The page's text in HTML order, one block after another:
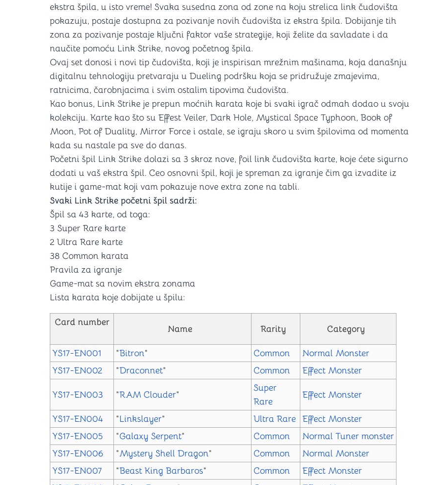
ekstra špila, u isto vreme! Svaka susedna zona od zone na koju strelica link čudovišta
pokazuju, postaje dostupna za pozivanje novih čudovišta iz ekstra špila. Dobijanje tih
zona za pozivanje postaje ključni faktor vaše strategije, koji želite da savladate i da
naučite pomoću Link Strike, novog početnog špila.
Ovaj set donosi i novi tip čudovišta, koji je inspirisan mrežnim mašinama, koja današnju
digitalnu tehnologiju pretvaraju u Dueling podršku koja se pridružuje zmajevima,
ratnicima, čarobnjacima i svim ostalim tipovima čudovišta.
Kao bonus, Link Strike je prepun moćnih karata koje bi svaki igrač odmah dodao u svoju
kolekciju. Karte kao što su Effest Veiler, Dark Hole, Mystical Space Typhoon, Book of
Moon, Pot of Duality, Mirror Force i ostale, se igraju skoro u svim špilovima od momenta
kada su nastale pa sve do danas.
Početni špil Link Strike dolazi sa 3 skroz nove, foil link čudovišta karte, koje ćete sigurno
dodati u vaš ekstra špil. Ceo osnovni špil, koji je spreman za igranje čim ga izvadite iz
kutije i game-mat koji vam pokazuje nove extra zone na tabli.
Svaki Link Strike početni špil sadrži:
Špil sa 43 karte, od toga:
3 Super Rare karte
2 Ultra Rare karte
38 Common karata
Pravila za igranje
Game-mat sa novim ekstra zonama
Lista karata koje dobijate u špilu:
Card number
Name Rarity Category
YS17-EN001 "Bitron" Common
Normal Monster
YS17-EN002
"Draconnet" Common Effect Monster
YS17-EN003 "RAM Clouder"
Super
Rare
Effect Monster
YS17-EN004 "Linkslayer" Ultra Rare
Effect Monster
YS17-EN005
"Galaxy Serpent" Common Normal Tuner monster
YS17-EN006
"Mystery Shell Dragon" Common
Normal Monster
YS17-EN007
"Beast King Barbaros" Common
Effect Monster